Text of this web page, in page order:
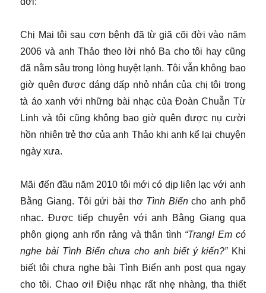
Chị Mai tôi sau cơn bệnh đã từ giã cõi đời vào năm
2006 và anh Thảo theo lời nhỏ Ba cho tôi hay cũng
đã nằm sâu trong lòng huyệt lạnh. Tôi vẫn không bao
giờ quên được dáng dấp nhỏ nhắn của chị tôi trong
tà áo xanh với những bài nhạc của Đoàn Chuẫn Từ
Linh và tôi cũng không bao giờ quên được nụ cười
hồn nhiên trẻ thơ của anh Thảo khi anh kể lại chuyện
ngày xưa.
Mãi đến đầu năm 2010 tôi mới có dịp liên lạc với anh
Bằng Giang. Tôi gửi bài thơ Tình Biểncho anh phổ
nhạc. Được tiếp chuyện với anh Bằng Giang qua
phôn giọng anh rổn rảng và thân tình “Trang! Em có
nghe bài Tình Biển chưa cho anh biết ý kiến?”Khi
biết tôi chưa nghe bài Tình Biển anh post qua ngay
cho tôi. Chao ơi! Điệu nhạc rất nhẹ nhàng, tha thiết